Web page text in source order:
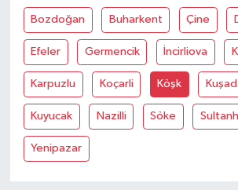
Bozdoğan Buharkent Çine
Efeler Germencik İncirliova
Karpuzlu Koçarli Köşk
Kuyucak Nazilli Söke
Yenipazar